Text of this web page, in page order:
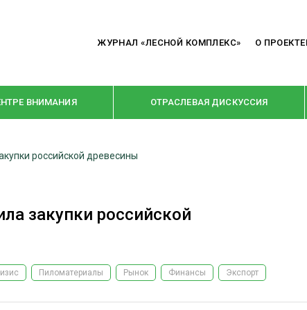
ЖУРНАЛ «ЛЕСНОЙ КОМПЛЕКС» О ПРОЕКТЕ
ВНИМАНИЯ ОТРАСЛЕВАЯ ДИСКУССИЯ
КРУПНЫМ ПЛАНОМ
В ЦЕНТРЕ ВНИМАНИЯ
российской древесины
закупки российской
Пиломатериалы Рынок Финансы Экспорт